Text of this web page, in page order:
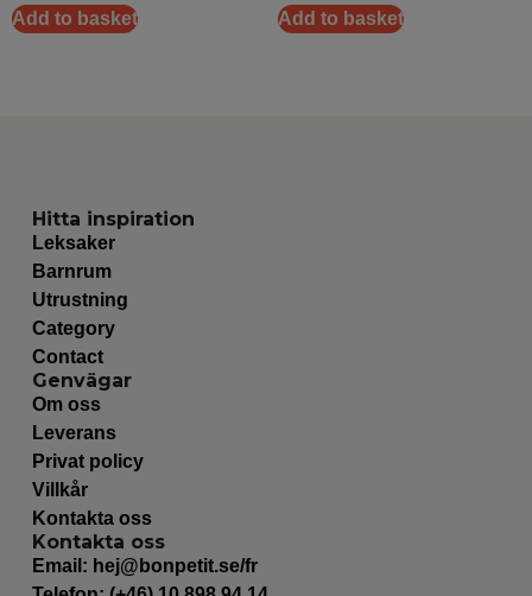
Add to basket Add to basket
Hitta inspiration
Leksaker
Barnrum
Utrustning
Category
Contact
Genvägar
Om oss
Leverans
Privat policy
Villkår
Kontakta oss
Kontakta oss
Email: hej@bonpetit.se/fr